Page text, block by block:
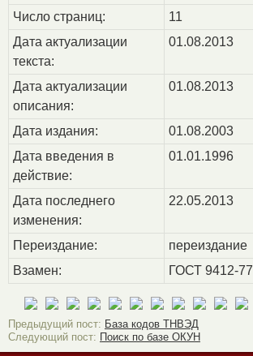
Число страниц:
11
Дата актуализации
текста:
01.08.2013
Дата актуализации
описания:
01.08.2013
Дата издания:
01.08.2003
Дата введения в
действие:
01.01.1996
Дата последнего
изменения:
22.05.2013
Переиздание:
переиздание
Взамен:
ГОСТ 9412-77
Предыдущий пост: База кодов ТНВЭД
Следующий пост: Поиск по базе ОКУН